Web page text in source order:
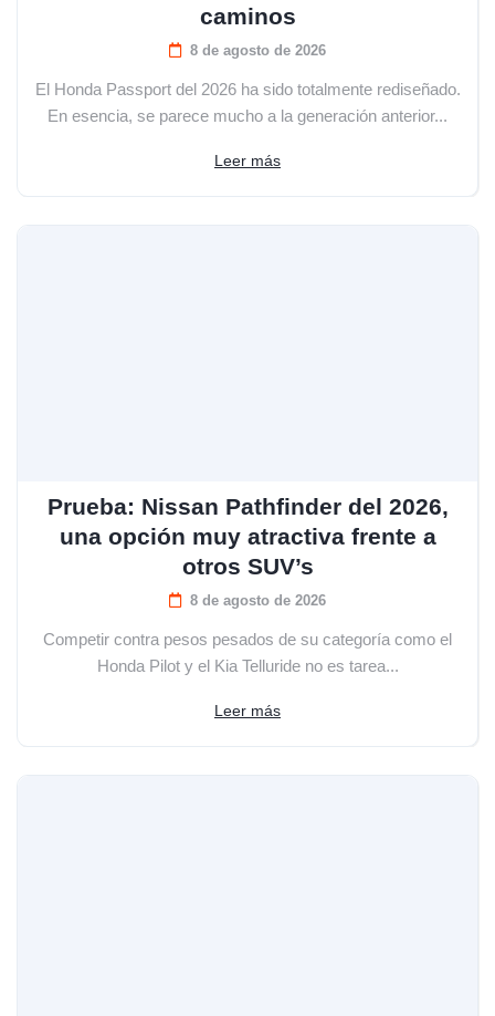
caminos
8 de agosto de 2026
El Honda Passport del 2026 ha sido totalmente rediseñado.
En esencia, se parece mucho a la generación anterior...
Leer más
Prueba: Nissan Pathfinder del 2026,
una opción muy atractiva frente a
otros SUV’s
8 de agosto de 2026
Competir contra pesos pesados de su categoría como el
Honda Pilot y el Kia Telluride no es tarea...
Leer más